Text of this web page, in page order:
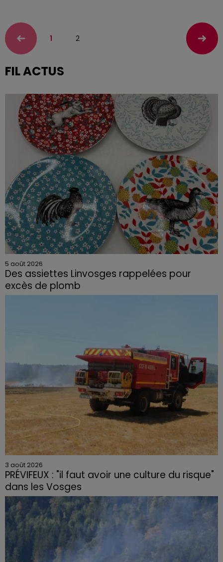
1 2
FIL ACTUS
5 août 2026
Des assiettes Linvosges rappelées pour
excès de plomb
Du plomb a été détecté dans deux assiettes en
3 août 2026
PRÉVIFEUX : "il faut avoir une culture du risque"
dans les Vosges